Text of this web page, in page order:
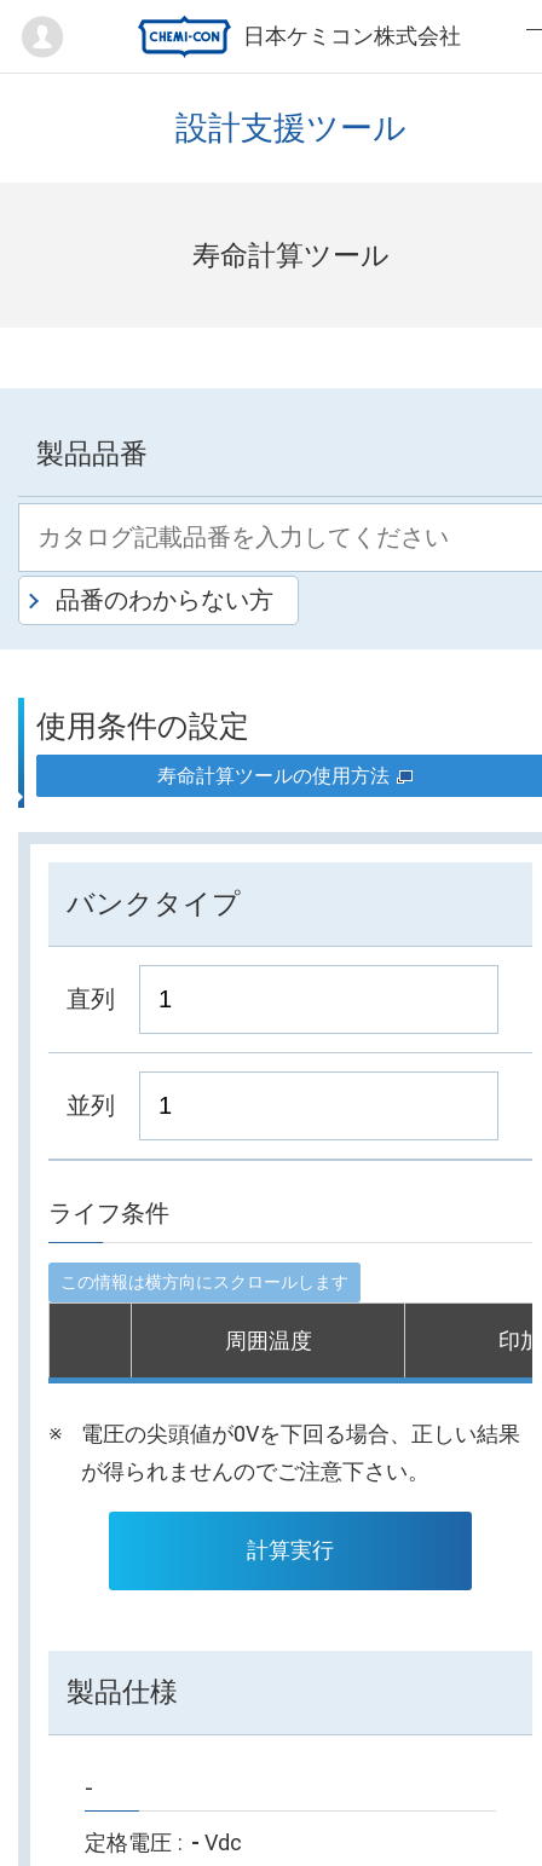
日本ケミコン株式会社
Mypage
設計支援ツール
寿命計算ツール
製品品番
品番のわからない方
使用条件の設定
寿命計算ツールの使用方法
バンクタイプ
直列
並列
ライフ条件
周囲温度 印
電圧の尖頭値が0Vを下回る場合、正しい結果
が得られませんのでご注意下さい。
計算実行
製品仕様
-
定格電圧 - Vdc